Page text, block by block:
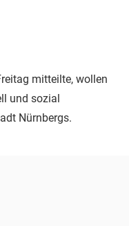
mitteilte, wollen
und sozial
Nürnbergs.